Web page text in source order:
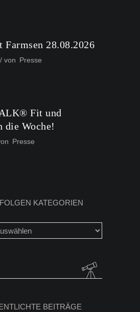
Farmsen 28.08.2026
von Presse
Fit und
die Woche!
Presse
KATEGORIEN
BEITRÄGE